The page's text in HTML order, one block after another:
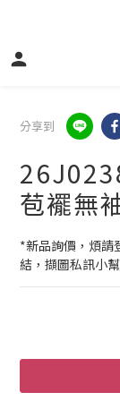
分享到
苞襬無
*新品詢價，煩請
結，擷圖私訊小